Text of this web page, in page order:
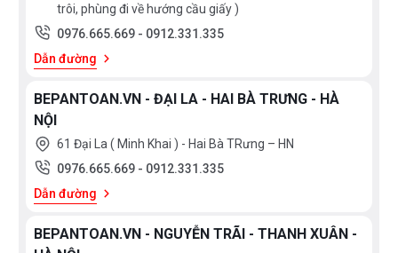
trôi, phùng đi về hướng cầu giấy )
0976.665.669 - 0912.331.335
Dẫn đường
BEPANTOAN.VN - ĐẠI LA - HAI BÀ TRƯNG - HÀ
NỘI
61 Đại La ( Minh Khai ) - Hai Bà TRưng – HN
0976.665.669 - 0912.331.335
Dẫn đường
BEPANTOAN.VN - NGUYỄN TRÃI - THANH XUÂN -